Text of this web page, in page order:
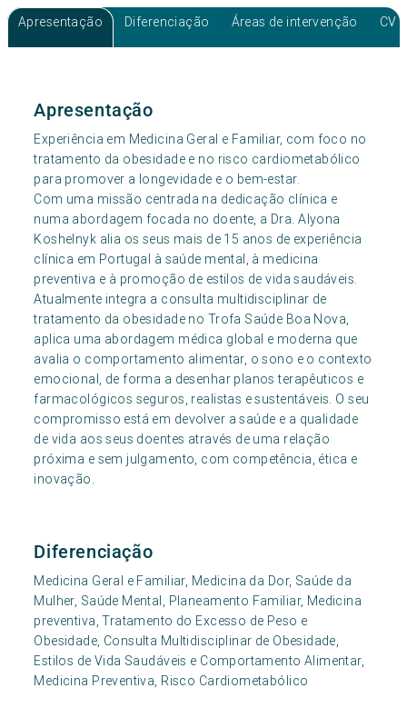
Apresentação Diferenciação Áreas de intervenção CV
Apresentação
Experiência em Medicina Geral e Familiar, com foco no
tratamento da obesidade e no risco cardiometabólico
para promover a longevidade e o bem-estar.
Com uma missão centrada na dedicação clínica e
numa abordagem focada no doente, a Dra. Alyona
Koshelnyk alia os seus mais de 15 anos de experiência
clínica em Portugal à saúde mental, à medicina
preventiva e à promoção de estilos de vida saudáveis.
Atualmente integra a consulta multidisciplinar de
tratamento da obesidade no Trofa Saúde Boa Nova,
aplica uma abordagem médica global e moderna que
avalia o comportamento alimentar, o sono e o contexto
emocional, de forma a desenhar planos terapêuticos e
farmacológicos seguros, realistas e sustentáveis. O seu
compromisso está em devolver a saúde e a qualidade
de vida aos seus doentes através de uma relação
próxima e sem julgamento, com competência, ética e
inovação.
Diferenciação
Medicina Geral e Familiar, Medicina da Dor, Saúde da
Mulher, Saúde Mental, Planeamento Familiar, Medicina
preventiva, Tratamento do Excesso de Peso e
Obesidade, Consulta Multidisciplinar de Obesidade,
Estilos de Vida Saudáveis e Comportamento Alimentar,
Medicina Preventiva, Risco Cardiometabólico